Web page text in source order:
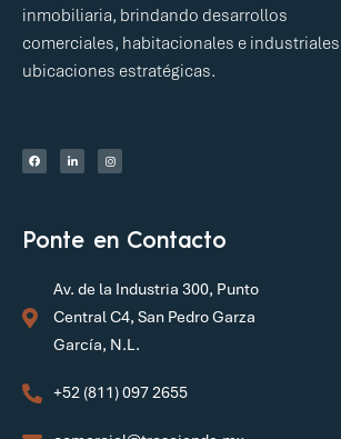
inmobiliaria, brindando desarrollos
comerciales, habitacionales e
ubicaciones estratégicas.
Ponte en Contacto
Av. de la Industria 300, Punto
Central C4, San Pedro Garza
García, N.L.
+52 (811) 097 2655